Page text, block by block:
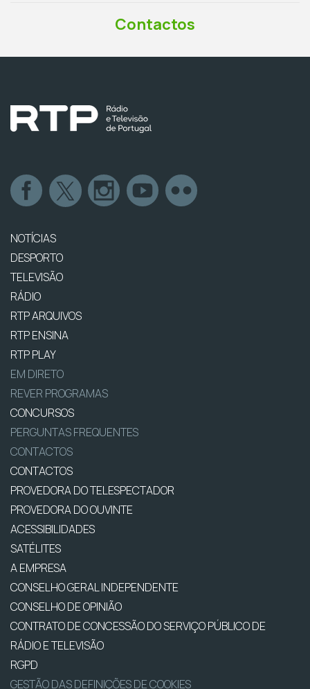
Contactos
NOTÍCIAS
DESPORTO
TELEVISÃO
RÁDIO
RTP ARQUIVOS
RTP ENSINA
RTP PLAY
EM DIRETO
REVER PROGRAMAS
CONCURSOS
PERGUNTAS FREQUENTES
CONTACTOS
CONTACTOS
PROVEDORA DO TELESPECTADOR
PROVEDORA DO OUVINTE
ACESSIBILIDADES
SATÉLITES
A EMPRESA
CONSELHO GERAL INDEPENDENTE
CONSELHO DE OPINIÃO
CONTRATO DE CONCESSÃO DO SERVIÇO PÚBLICO DE
RÁDIO E TELEVISÃO
RGPD
GESTÃO DAS DEFINIÇÕES DE COOKIES